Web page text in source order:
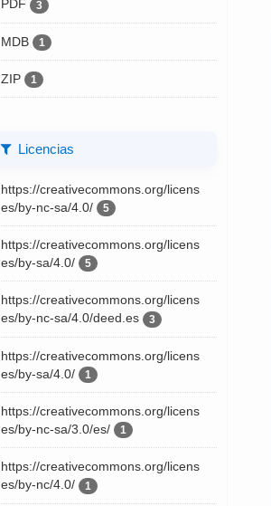
PDF 3
MDB 1
ZIP 1
Licencias
https://creativecommons.org/licens
es/by-nc-sa/4.0/
5
https://creativecommons.org/licens
es/by-sa/4.0/
5
https://creativecommons.org/licens
es/by-nc-sa/4.0/deed.es
3
https://creativecommons.org/licens
es/by-sa/4.0/
1
https://creativecommons.org/licens
es/by-nc-sa/3.0/es/
1
https://creativecommons.org/licens
es/by-nc/4.0/
1